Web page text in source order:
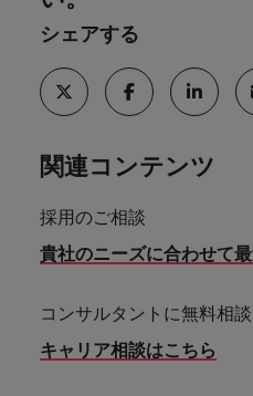
シェアする
関連コンテンツ
採用のご相談
貴社のニーズに合わせて
コンサルタントに無料相談
キャリア相談はこちら